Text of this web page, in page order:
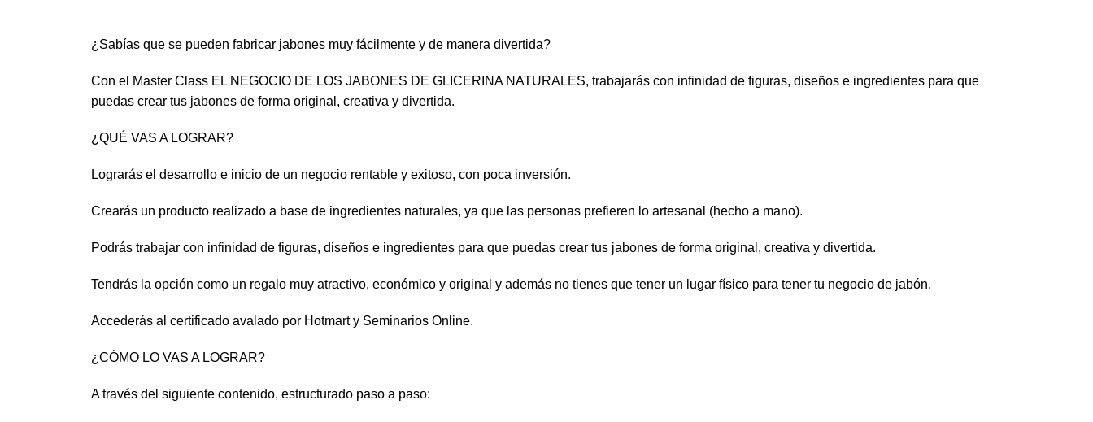
¿Sabías que se pueden fabricar jabones muy fácilmente y de manera divertida?
Con el Master Class EL NEGOCIO DE LOS JABONES DE GLICERINA NATURALES, trabajarás con infinidad de figuras, diseños e ingredientes para que
puedas crear tus jabones de forma original, creativa y divertida.
¿QUÉ VAS A LOGRAR?
Lograrás el desarrollo e inicio de un negocio rentable y exitoso, con poca inversión.
Crearás un producto realizado a base de ingredientes naturales, ya que las personas prefieren lo artesanal (hecho a mano).
Podrás trabajar con infinidad de figuras, diseños e ingredientes para que puedas crear tus jabones de forma original, creativa y divertida.
Tendrás la opción como un regalo muy atractivo, económico y original y además no tienes que tener un lugar físico para tener tu negocio de jabón.
Accederás al certificado avalado por Hotmart y Seminarios Online.
¿CÓMO LO VAS A LOGRAR?
A través del siguiente contenido, estructurado paso a paso: